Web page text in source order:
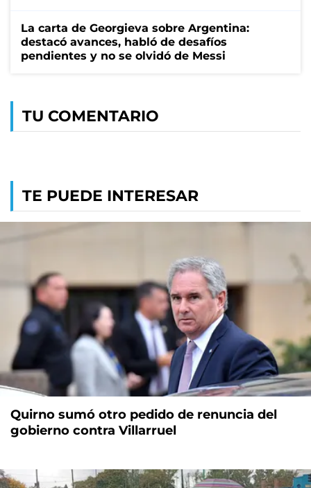
La carta de Georgieva sobre Argentina:
destacó avances, habló de desafíos
pendientes y no se olvidó de Messi
TU COMENTARIO
TE PUEDE INTERESAR
Quirno sumó otro pedido de renuncia del
gobierno contra Villarruel